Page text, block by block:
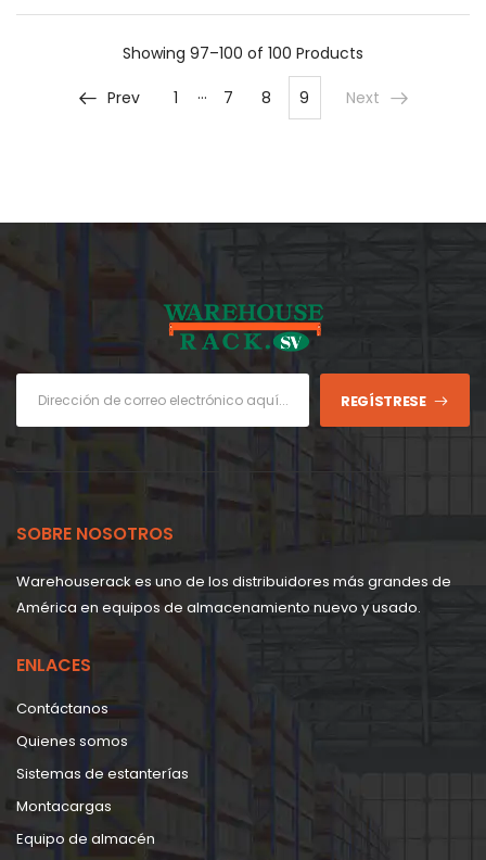
Showing 97–100 of 100 Products
Prev 1 … 7 8 9 Next
REGÍSTRESE
SOBRE NOSOTROS
Warehouserack es uno de los distribuidores más grandes de
América en equipos de almacenamiento nuevo y usado.
ENLACES
Contáctanos
Quienes somos
Sistemas de estanterías
Montacargas
Equipo de almacén